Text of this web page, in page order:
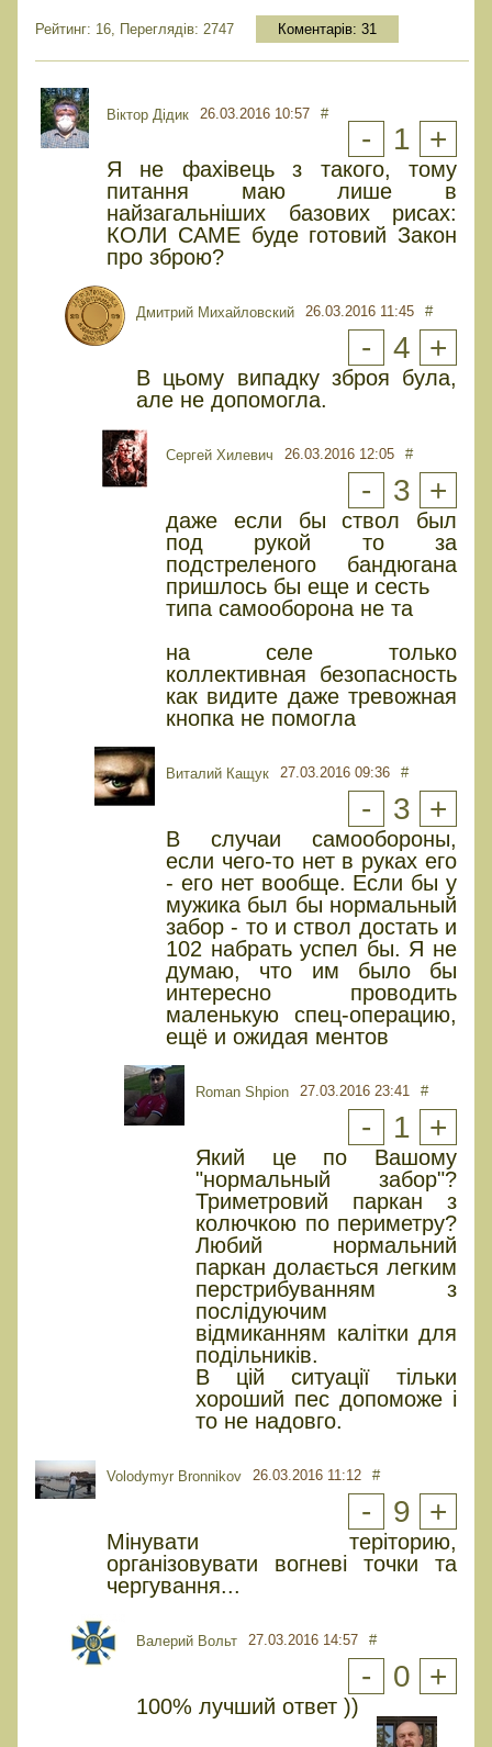
Рейтинг: 16, Переглядів: 2747 Коментарів: 31
Віктор Дідик 26.03.2016 10:57 #
- 1 +
Я не фахівець з такого, тому
питання маю лише в
найзагальніших базових рисах:
КОЛИ САМЕ буде готовий Закон
про зброю?
Дмитрий Михайловский 26.03.2016 11:45 #
- 4 +
В цьому випадку зброя була,
але не допомогла.
Сергей Хилевич 26.03.2016 12:05 #
- 3 +
даже если бы ствол был
под рукой то за
подстреленого бандюгана
пришлось бы еще и сесть
типа самооборона не та
на селе только
коллективная безопасность
как видите даже тревожная
кнопка не помогла
Виталий Кащук 27.03.2016 09:36 #
- 3 +
В случаи самообороны,
если чего-то нет в руках его
- его нет вообще. Если бы у
мужика был бы нормальный
забор - то и ствол достать и
102 набрать успел бы. Я не
думаю, что им было бы
интересно проводить
маленькую спец-операцию,
ещё и ожидая ментов
Roman Shpion 27.03.2016 23:41 #
- 1 +
Який це по Вашому
"нормальный забор"?
Триметровий паркан з
колючкою по периметру?
Любий нормальний
паркан долається легким
перстрибуванням з
послідуючим
відмиканням калітки для
подільників.
В цій ситуації тільки
хороший пес допоможе і
то не надовго.
Volodymyr Bronnikov 26.03.2016 11:12 #
- 9 +
Мінувати теріторию,
організовувати вогневі точки та
чергування...
Валерий Вольт 27.03.2016 14:57 #
- 0 +
100% лучший ответ ))